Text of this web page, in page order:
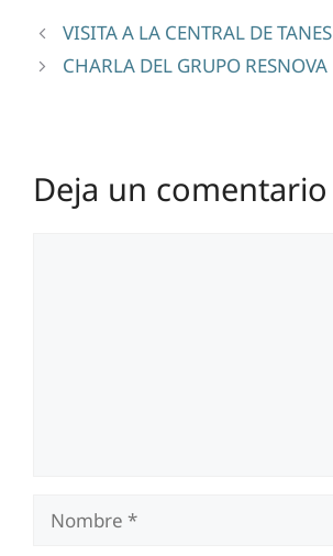
VISITA A LA CENTRAL DE TANES
CHARLA DEL GRUPO RESNOVA
Deja un comentario
Nombre